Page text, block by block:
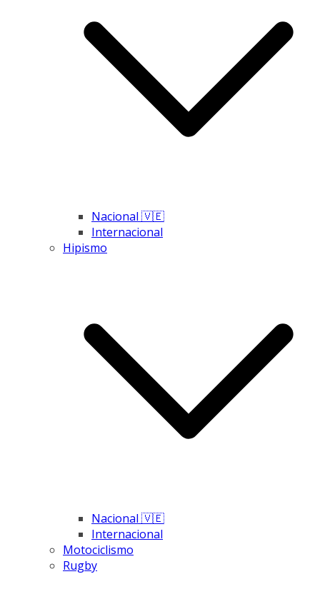
Nacional 🇻🇪
Internacional
Hipismo
Nacional 🇻🇪
Internacional
Motociclismo
Rugby